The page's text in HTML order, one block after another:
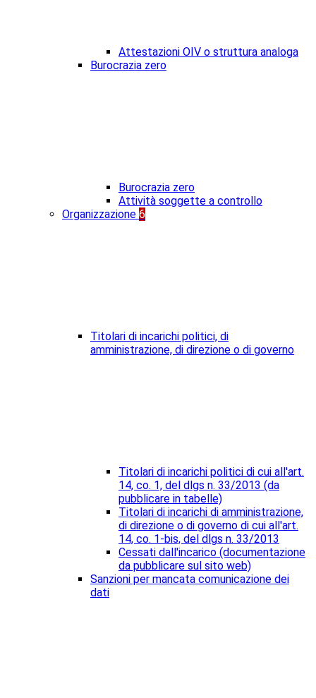
Attestazioni OIV o struttura analoga
Burocrazia zero
Burocrazia zero
Attività soggette a controllo
Organizzazione 6
Titolari di incarichi politici, di
amministrazione, di direzione o di governo
Titolari di incarichi politici di cui all'art.
14, co. 1, del dlgs n. 33/2013 (da
pubblicare in tabelle)
Titolari di incarichi di amministrazione,
di direzione o di governo di cui all'art.
14, co. 1-bis, del dlgs n. 33/2013
Cessati dall'incarico (documentazione
da pubblicare sul sito web)
Sanzioni per mancata comunicazione dei
dati